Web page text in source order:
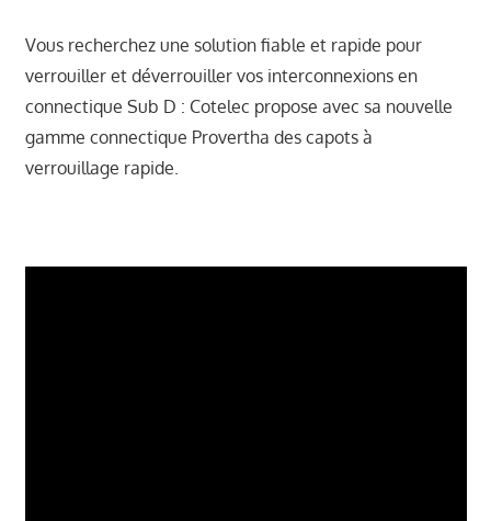
Vous recherchez une solution fiable et rapide pour
verrouiller et déverrouiller vos interconnexions en
connectique Sub D : Cotelec propose avec sa nouvelle
gamme connectique Provertha des capots à
verrouillage rapide.